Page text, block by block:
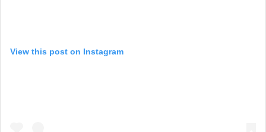
View this post on Instagram